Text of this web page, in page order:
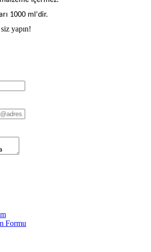
1000 ml'dir.
yapın!
Formu